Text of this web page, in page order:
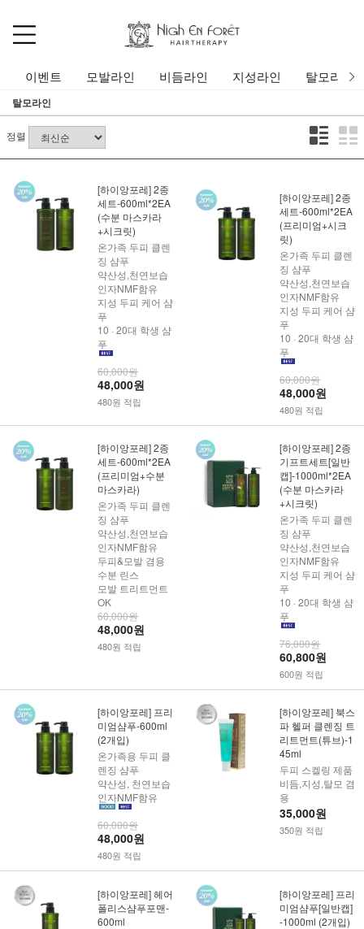
이벤트 모발라인 비듬라인 지성라인
탈모라인
탈모라인
정렬
[하이앙포레] 2종
세트-600ml*2EA
(수분 마스카라
+시크릿)
온가족 두피 클렌
징 샴푸
약산성,천연보습
인자NMF함유
지성 두피 케어 샴
푸
10 · 20대 학생 샴
푸
60,000원
48,000원
480원 적립
[하이앙포레] 2종
세트-600ml*2EA
(프리미엄+시크
릿)
온가족 두피 클렌
징 샴푸
약산성,천연보습
인자NMF함유
지성 두피 케어 샴
푸
10 · 20대 학생 샴
푸
60,000원
48,000원
480원 적립
[하이앙포레] 2종
세트-600ml*2EA
(프리미엄+수분
마스카라)
온가족 두피 클렌
징 샴푸
약산성,천연보습
인자NMF함유
두피&모발 겸용
수분 린스
모발 트리트먼트
OK
60,000원
48,000원
480원 적립
[하이앙포레] 2종
기프트세트[일반
캡]-1000ml*2EA
(수분 마스카라
+시크릿)
온가족 두피 클렌
징 샴푸
약산성,천연보습
인자NMF함유
지성 두피 케어 샴
푸
10 · 20대 학생 샴
푸
76,000원
60,800원
600원 적립
[하이앙포레] 프리
미엄샴푸-600ml
(2개입)
온가족용 두피 클
렌징 샴푸
약산성, 천연보습
인자NMF함유
60,000원
48,000원
480원 적립
[하이앙포레] 북스
파 헬퍼 클렌징 트
리트먼트(튜브)-1
45ml
두피 스켈링 제품
비듬,지성,탈모 겸
용
35,000원
350원 적립
[하이앙포레] 헤어
폴리스샴푸포맨-
600ml
[하이앙포레] 프리
미엄샴푸[일반캡]
-1000ml (2개입)